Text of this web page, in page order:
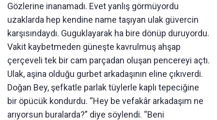
Gözlerine inanamadı. Evet yanlış görmüyordu
uzaklarda hep kendine name taşıyan ulak güvercin
karşısındaydı. Guguklayarak ha bire dönüp duruyordu.
Vakit kaybetmeden güneşte kavrulmuş ahşap
çerçeveli tek bir cam parçadan oluşan pencereyi açtı.
Ulak, aşina olduğu gurbet arkadaşının eline çıkıverdi.
Doğan Bey, şefkatle parlak tüylerle kaplı tepeciğine
bir öpücük kondurdu. “Hey be vefakâr arkadaşım ne
arıyorsun buralarda?” diye söylendi. “Beni